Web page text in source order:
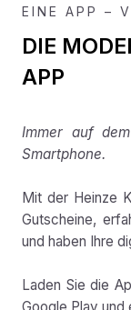
EINE APP –
DIE
APP
Immer auf
Smartphone.
Mit der Heinze
Gutscheine,
und haben Ihre
Laden Sie die